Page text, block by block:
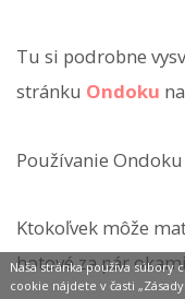
Tu si podrobne
stránku Ondoku
Používanie
Ktokoľvek môže
hotové za pár
Naša stránka používa súbory
cookie nájdete v časti